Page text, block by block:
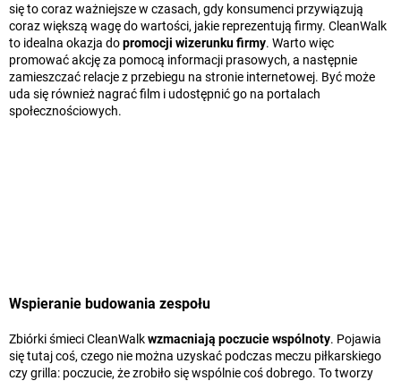
się to coraz ważniejsze w czasach, gdy konsumenci przywiązują
coraz większą wagę do wartości, jakie reprezentują firmy. CleanWalk
to idealna okazja dopromocji wizerunku firmy. Warto więc
promować akcję za pomocą informacji prasowych, a następnie
zamieszczać relacje z przebiegu na stronie internetowej. Być może
uda się również nagrać film i udostępnić go na portalach
społecznościowych.
Wspieranie budowania zespołu
Zbiórki śmieci CleanWalkwzmacniają poczucie wspólnoty. Pojawia
się tutaj coś, czego nie można uzyskać podczas meczu piłkarskiego
czy grilla: poczucie, że zrobiło się wspólnie coś dobrego. To tworzy